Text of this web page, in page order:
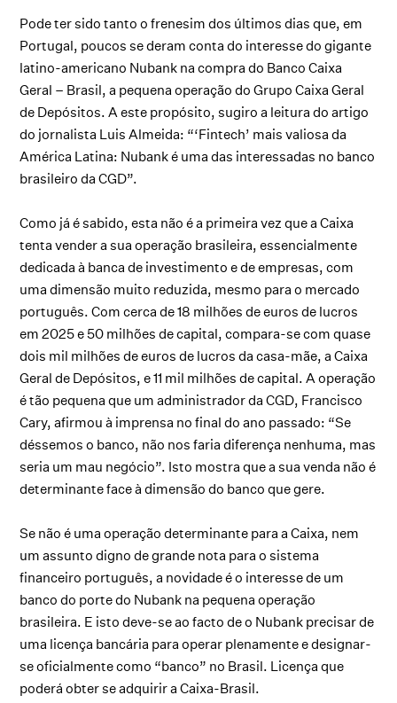
Pode ter sido tanto o frenesim dos últimos dias que, em
Portugal, poucos se deram conta do interesse do gigante
latino-americano Nubank na compra do Banco Caixa
Geral – Brasil, a pequena operação do Grupo Caixa Geral
de Depósitos. A este propósito, sugiro a leitura do artigo
do jornalista Luis Almeida: “‘Fintech’ mais valiosa da
América Latina: Nubank é uma das interessadas no banco
brasileiro da CGD”.
Como já é sabido, esta não é a primeira vez que a Caixa
tenta vender a sua operação brasileira, essencialmente
dedicada à banca de investimento e de empresas, com
uma dimensão muito reduzida, mesmo para o mercado
português. Com cerca de 18 milhões de euros de lucros
em 2025 e 50 milhões de capital, compara-se com quase
dois mil milhões de euros de lucros da casa-mãe, a Caixa
Geral de Depósitos, e 11 mil milhões de capital. A operação
é tão pequena que um administrador da CGD, Francisco
Cary, afirmou à imprensa no final do ano passado: “Se
déssemos o banco, não nos faria diferença nenhuma, mas
seria um mau negócio”. Isto mostra que a sua venda não é
determinante face à dimensão do banco que gere.
Se não é uma operação determinante para a Caixa, nem
um assunto digno de grande nota para o sistema
financeiro português, a novidade é o interesse de um
banco do porte do Nubank na pequena operação
brasileira. E isto deve-se ao facto de o Nubank precisar de
uma licença bancária para operar plenamente e designar-
se oficialmente como “banco” no Brasil. Licença que
poderá obter se adquirir a Caixa-Brasil.